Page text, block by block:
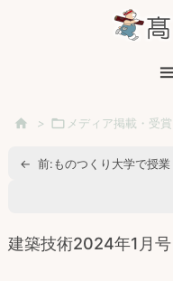
 >  メディア掲載・受賞
← 前:ものつくり大学で授業
建築技術2024年1月号